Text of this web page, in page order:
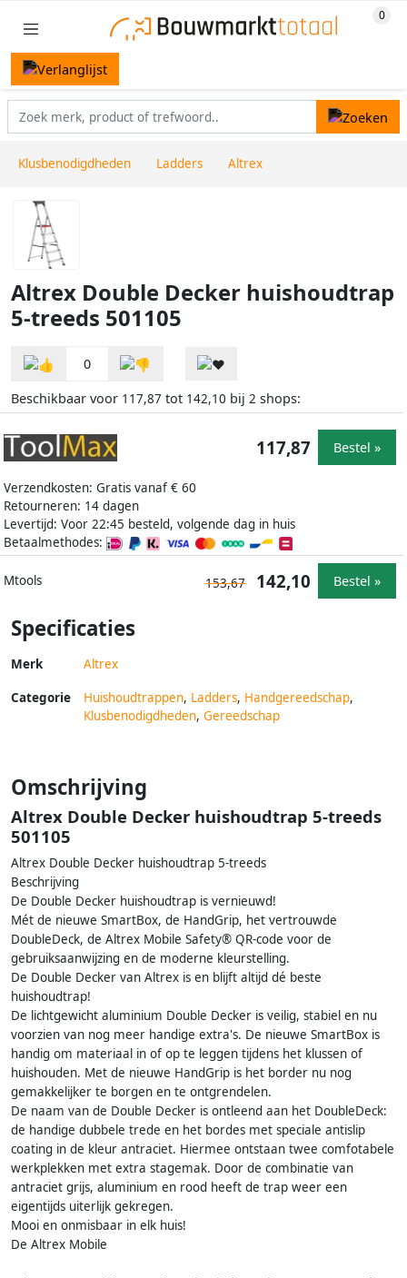
Klusbenodigdheden Ladders Altrex
Altrex Double Decker huishoudtrap
5-treeds 501105
0
Beschikbaar voor 117,87 tot 142,10 bij 2 shops:
Verzendkosten: Gratis vanaf € 60
Retourneren: 14 dagen
Levertijd: Voor 22:45 besteld, volgende dag in huis
Betaalmethodes:
117,87 Bestel »
Mtools 153,67 142,10 Bestel »
Specificaties
Merk Altrex
Categorie Huishoudtrappen, Ladders, Handgereedschap,
Klusbenodigdheden, Gereedschap
Omschrijving
Altrex Double Decker huishoudtrap 5-treeds
501105
Altrex Double Decker huishoudtrap 5-treeds
Beschrijving
De Double Decker huishoudtrap is vernieuwd!
Mét de nieuwe SmartBox, de HandGrip, het vertrouwde
DoubleDeck, de Altrex Mobile Safety® QR-code voor de
gebruiksaanwijzing en de moderne kleurstelling.
De Double Decker van Altrex is en blijft altijd dé beste
huishoudtrap!
De lichtgewicht aluminium Double Decker is veilig, stabiel en nu
voorzien van nog meer handige extra's. De nieuwe SmartBox is
handig om materiaal in of op te leggen tijdens het klussen of
huishouden. Met de nieuwe HandGrip is het border nu nog
gemakkelijker te borgen en te ontgrendelen.
De naam van de Double Decker is ontleend aan het DoubleDeck:
de handige dubbele trede en het bordes met speciale antislip
coating in de kleur antraciet. Hiermee ontstaan twee comfotabele
werkplekken met extra stagemak. Door de combinatie van
antraciet grijs, aluminium en rood heeft de trap weer een
eigentijds uiterlijk gekregen.
Mooi en onmisbaar in elk huis!
De Altrex Mobile